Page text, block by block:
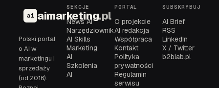
ai aimarketing.pl
Polski portal
o AI w
marketingu i
sprzedaży
(od 2016).
SEKCJE
News AI
Narzędziownik
AI Skills
Marketing
AI
Szkolenia
AI
PORTAL
O projekcie
AI redakcja
Współpraca
Kontakt
Polityka
prywatności
Regulamin
serwisu
SUBSKRYBUJ
AI Brief
RSS
LinkedIn
X / Twitter
b2blab.pl